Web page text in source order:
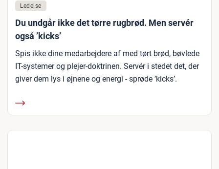
Ledelse
Du undgår ikke det tørre rugbrød. Men servér
også ’kicks’
Spis ikke dine medarbejdere af med tørt brød, bøvlede
IT-systemer og plejer-doktrinen. Servér i stedet det, der
giver dem lys i øjnene og energi - sprøde ’kicks’.